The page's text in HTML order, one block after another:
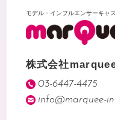
モデル・インフルエンサーキャ
株式会社
03-6447-4475
info@marquee-